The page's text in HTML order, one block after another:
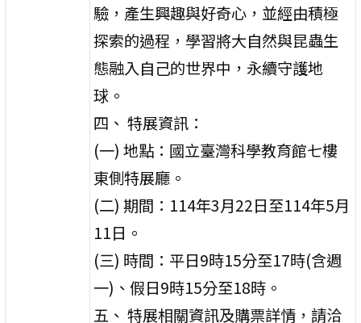
驗，產生興趣與好奇心，並經由積極
探索的過程，學習將大自然與昆蟲生
態融入自己的世界中，永續守護地
球。
四、 特展資訊：
(一) 地點：國立臺灣科學教育館七樓
東側特展廳。
(二) 期間：114年3月22日至114年5月
11日。
(三) 時間：平日9時15分至17時(含週
一)、假日9時15分至18時。
五、 特展相關資訊及購票詳情，請洽